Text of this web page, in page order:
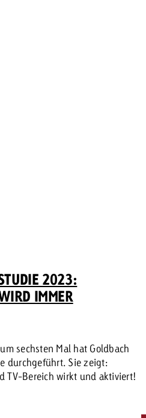
2023:
IMMER
sechsten Mal hat Goldbach
durchgeführt. Sie zeigt:
TV-Bereich wirkt und aktiviert!